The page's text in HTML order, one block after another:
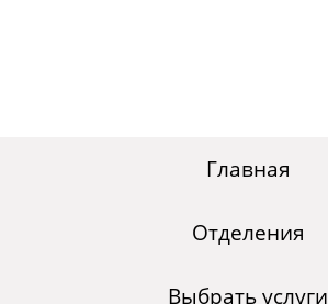
Главная
Отделения
Выбрать услуги